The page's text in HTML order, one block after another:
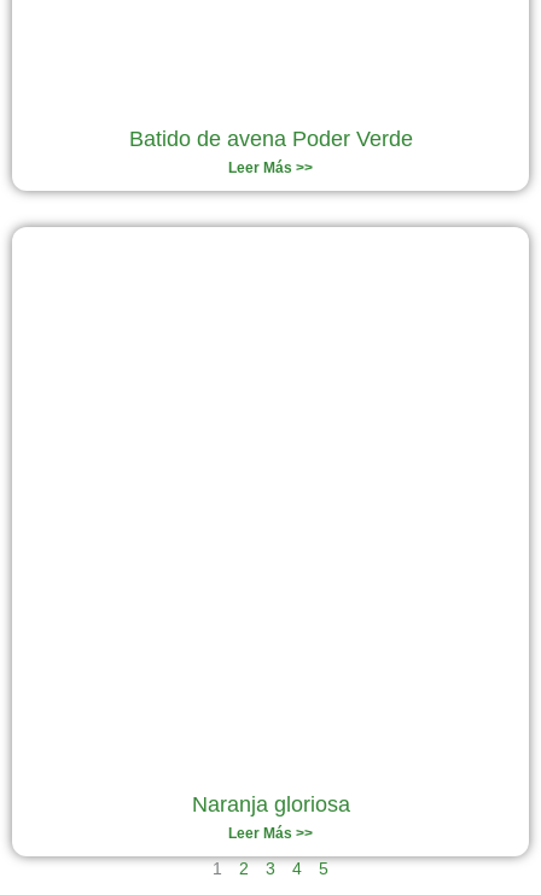
Batido de avena Poder Verde
Leer Más >>
Naranja gloriosa
Leer Más >>
1 2 3 4 5